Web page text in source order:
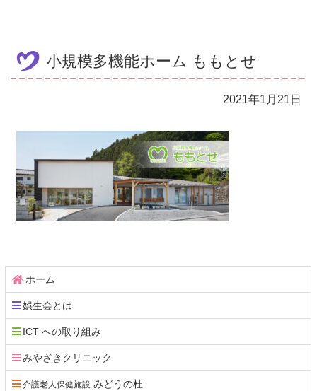
小規模多機能ホーム ももとせ
2021年1月21日
テ
ン
ツ
本
文
の
ジ
の
先
頭
へ
戻
ホーム
娯生会とは
ICT への取り組み
みやざきクリニック
介護老人保健施設 みどうの杜